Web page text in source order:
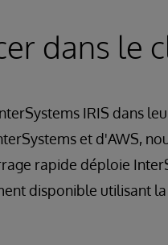
dans le
IRIS dans
et d'AWS,
rapide déploie
disponible utilisant